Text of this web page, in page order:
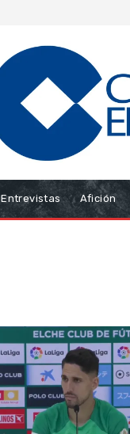
Entrevistas Afición